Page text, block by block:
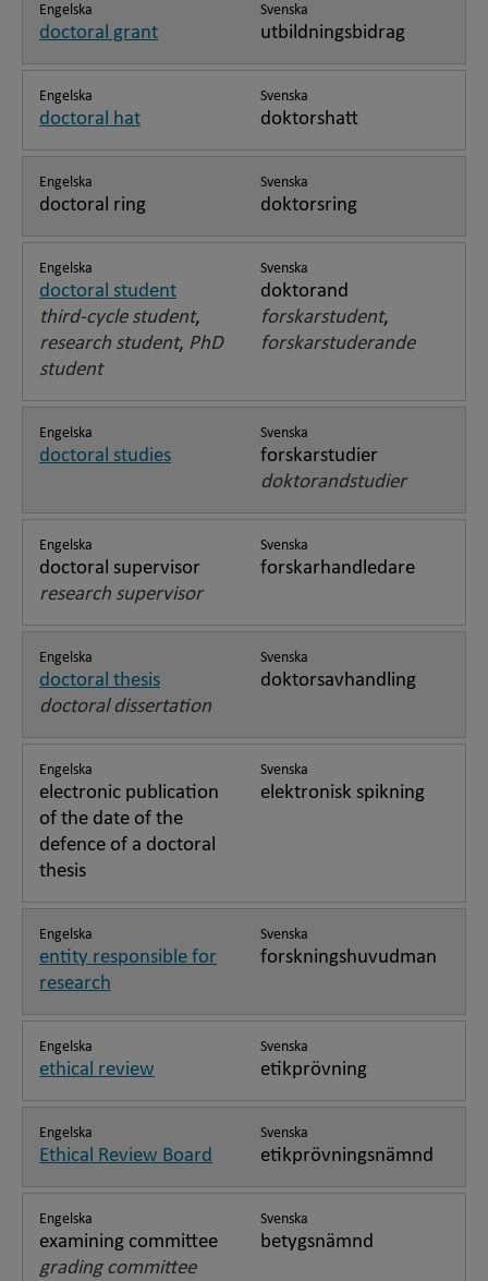
Engelska
doctoral grant
Svenska
utbildningsbidrag
Engelska
doctoral hat
Svenska
doktorshatt
Engelska
doctoral ring
Svenska
doktorsring
Engelska
doctoral student
third-cycle student,
research student, PhD
student
Svenska
doktorand
forskarstudent,
forskarstuderande
Engelska
doctoral studies
Svenska
forskarstudier
doktorandstudier
Engelska
doctoral supervisor
research supervisor
Svenska
forskarhandledare
Engelska
doctoral thesis
doctoral dissertation
Svenska
doktorsavhandling
Engelska
electronic publication
of the date of the
defence of a doctoral
thesis
Svenska
elektronisk spikning
Engelska
entity responsible for
research
Svenska
forskningshuvudman
Engelska
ethical review
Svenska
etikprövning
Engelska
Ethical Review Board
Svenska
etikprövningsnämnd
Engelska
examining committee
grading committee
Svenska
betygsnämnd